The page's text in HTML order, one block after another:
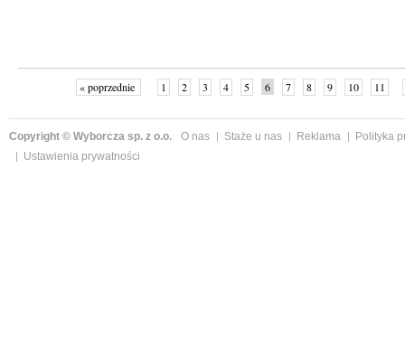
« poprzednie 1 2 3 4 5 6 7 8 9 10 11
Copyright © Wyborcza sp. z o.o. O nas Staże u nas Reklama
Polityka
Ustawienia prywatności